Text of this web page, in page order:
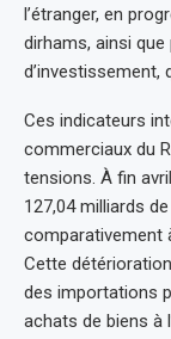
l’étranger, en
dirhams, ainsi
d’investissement,
Ces indicateurs
commerciaux du
tensions. À fin
127,04 milliards
comparativement
Cette
des importations
achats de biens à